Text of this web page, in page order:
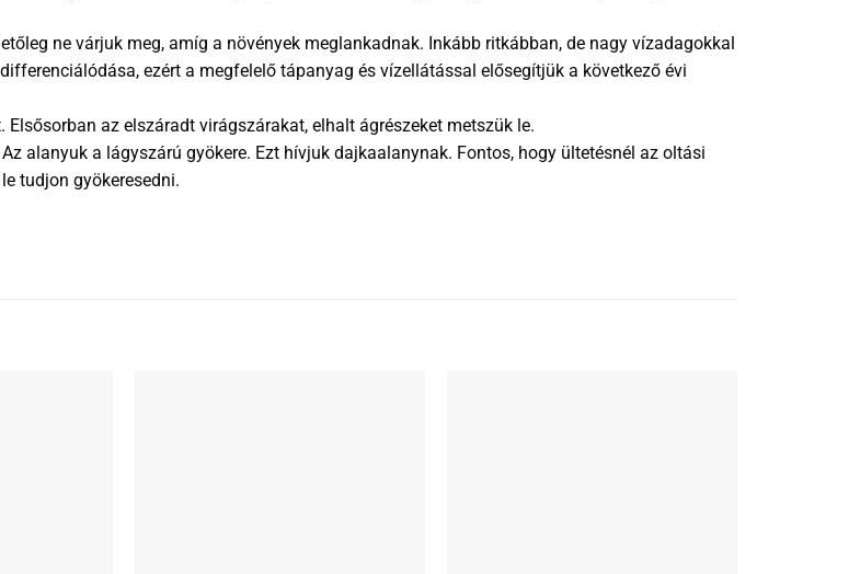
ne várjuk meg, amíg a növények meglankadnak. Inkább ritkábban, de nagy vízadagokkal
ezért a megfelelő tápanyag és vízellátással elősegítjük a következő évi
az elszáradt virágszárakat, elhalt ágrészeket metszük le.
alanyuk a lágyszárú gyökere. Ezt hívjuk dajkaalanynak. Fontos, hogy ültetésnél az oltási
tudjon gyökeresedni.